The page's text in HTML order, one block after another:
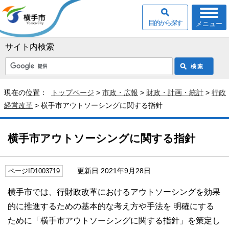
サイト内検索
メニュー
目的から探す
現在の位置： トップページ > 市政・広報 > 財政・計画・統計 > 行政
経営改革 > 横手市アウトソーシングに関する指針
横手市アウトソーシングに関する指針
ページID1003719 更新日 2021年9月28日
横手市では、行財政改革におけるアウトソーシングを効果
的に推進するための基本的な考え方や手法を 明確にする
ために「横手市アウトソーシングに関する指針」を策定し